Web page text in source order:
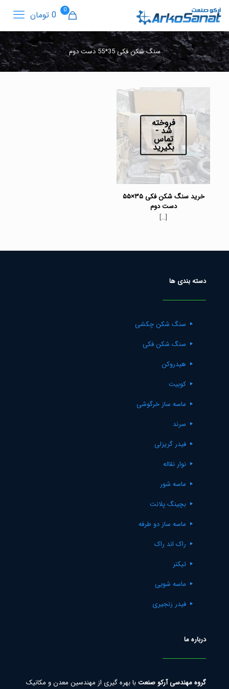
0 0 تومان
سنگ شکن فکی 35*55 دست دوم
فروخته
شد -
تماس
بگیرید
خرید سنگ شکن فکی ۳۵×۵۵
دست دوم
[…]
دسته بندی ها
سنگ شکن چکشی
سنگ شکن فکی
هیدروکن
کوبیت
ماسه ساز خرگوشی
سرند
فیدر گریزلی
نوار نقاله
ماسه شور
بچینگ پلانت
ماسه ساز دو طرفه
راک اند راک
تیکنر
ماسه شویی
فیدر زنجیری
درباره ما
گروه مهندسی آرکو صنعتبا بهره گیری از مهندسین معدن و مکانیک